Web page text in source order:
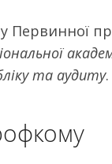
Первинної
та аудиту.